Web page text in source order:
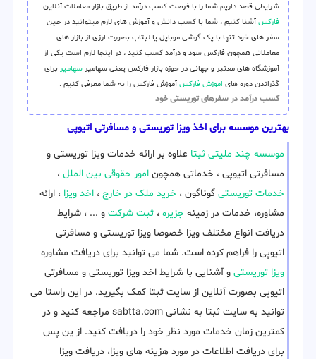
شرایطی قصد داریم شما را با فرصت کسب درآمد از طریق بازار معاملات آنلاین
فارکس آشنا کنیم ، شما با کسب دانش و آموزش های لازم میتوانید در حین
سفر های خود تنها با یک گوشی موبایل یا لبتاب بصورت ارزی از بازار های
معاملاتی همچون فارکس سود و درآمد کسب کنید ، در اینجا لازم است یکی از
آموزشگاه های معتبر و جهانی در حوزه بازار فارکس یعنی سهامیر سهامیر برای
گذراندن دوره های اموزش فارکس آموزش فارکس را به شما معرفی کنیم .
کسب درآمد در سفرهای توریستی خود
بهترین موسسه برای اخذ ویزا توریستی و مسافرتی اتیوپی
موسسه چند ملیتی ثبتا علاوه بر ارائه خدمات ویزا توریستی و
مسافرتی اتیوپی ، خدماتی همچون امور حقوقی بین الملل ،
خدمات توریستی گوناگون ، خرید ملک در خارج ، اخد ویزا ، ارائه
مشاوره، خدمات در زمینه جزیره ، ثبت شرکت و ... ، شرایط
دریافت انواع مختلف ویزا خصوصا ویزا توریستی و مسافرتی
اتیوپی را فراهم کرده است. شما می توانید برای دریافت مشاوره
ویزا توریستی و آشنایی با شرایط اخد ویزا توریستی و مسافرتی
اتیوپی بصورت آنلاین از سایت ثبتا کمک بگیرید. در این راستا می
توانید به سایت ثبتا به نشانی sabtta.com مراجعه کنید و در
کمترین زمان خدمات مورد نظر خود را دریافت کنید. از ین پس
برای دریافت اطلاعات در مورد هزینه های ویزا، دریافت ویزا